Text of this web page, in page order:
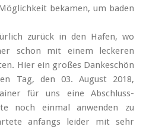
bekamen, um baden
zurück in den Hafen, wo
schon mit einem leckeren
Hier ein großes Dankeschön
Tag, den 03. August 2018,
für uns eine Abschluss­
noch einmal anwenden zu
anfangs leider mit sehr